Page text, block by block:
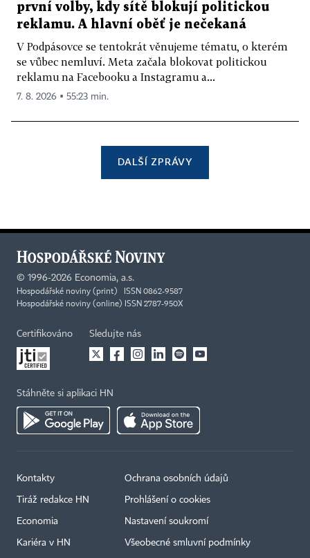
první volby, kdy sítě blokují politickou
reklamu. A hlavní oběť je nečekaná
V Podpásovce se tentokrát věnujeme tématu, o kterém
se vůbec nemluví. Meta začala blokovat politickou
reklamu na Facebooku a Instagramu a...
7. 8. 2026 ▪ 55:23 min.
DALŠÍ ZPRÁVY
© 1996-2026 Economia, a.s.
Hospodářské noviny (print) ISSN 0862-9587
Hospodářské noviny (online) ISSN 2787-950X
Certifikováno Sledujte nás
Stáhněte si aplikaci HN
Kontakty
Tiráž redakce HN
Economia
Kariéra v HN
Ochrana osobních údajů
Prohlášení o cookies
Nastavení soukromí
Všeobecné smluvní podmínky